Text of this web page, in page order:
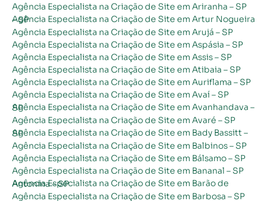
Agência Especialista na Criação de Site em Ariranha – SP
Agência Especialista na Criação de Site em Artur Nogueira – SP
Agência Especialista na Criação de Site em Arujá – SP
Agência Especialista na Criação de Site em Aspásia – SP
Agência Especialista na Criação de Site em Assis – SP
Agência Especialista na Criação de Site em Atibaia – SP
Agência Especialista na Criação de Site em Auriflama – SP
Agência Especialista na Criação de Site em Avaí – SP
Agência Especialista na Criação de Site em Avanhandava – SP
Agência Especialista na Criação de Site em Avaré – SP
Agência Especialista na Criação de Site em Bady Bassitt – SP
Agência Especialista na Criação de Site em Balbinos – SP
Agência Especialista na Criação de Site em Bálsamo – SP
Agência Especialista na Criação de Site em Bananal – SP
Agência Especialista na Criação de Site em Barão de Antonina – SP
Agência Especialista na Criação de Site em Barbosa – SP